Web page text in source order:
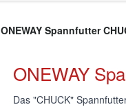
ONEWAY Spannfutter
ONEWAY
Das "CHUCK"